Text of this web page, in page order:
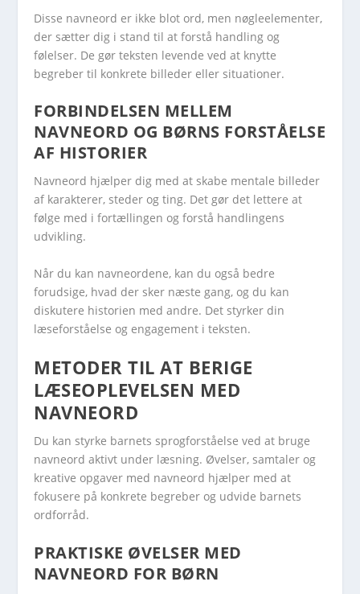
Disse navneord er ikke blot ord, men nøgleelementer,
der sætter dig i stand til at forstå handling og
følelser. De gør teksten levende ved at knytte
begreber til konkrete billeder eller situationer.
FORBINDELSEN MELLEM
NAVNEORD OG BØRNS FORSTÅELSE
AF HISTORIER
Navneord hjælper dig med at skabe mentale billeder
af karakterer, steder og ting. Det gør det lettere at
følge med i fortællingen og forstå handlingens
udvikling.
Når du kan navneordene, kan du også bedre
forudsige, hvad der sker næste gang, og du kan
diskutere historien med andre. Det styrker din
læseforståelse og engagement i teksten.
METODER TIL AT BERIGE
LÆSEOPLEVELSEN MED
NAVNEORD
Du kan styrke barnets sprogforståelse ved at bruge
navneord aktivt under læsning. Øvelser, samtaler og
kreative opgaver med navneord hjælper med at
fokusere på konkrete begreber og udvide barnets
ordforråd.
PRAKTISKE ØVELSER MED
NAVNEORD FOR BØRN